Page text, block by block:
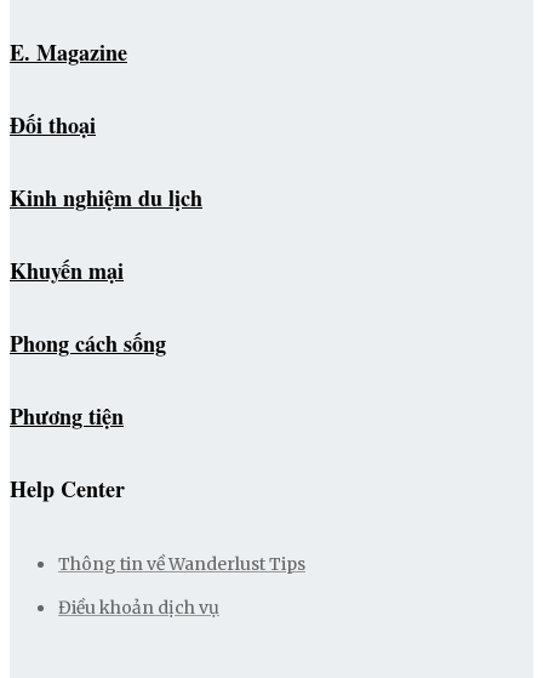
E. Magazine
Đối thoại
Kinh nghiệm du lịch
Khuyến mại
Phong cách sống
Phương tiện
Help Center
Thông tin về Wanderlust Tips
Điều khoản dịch vụ